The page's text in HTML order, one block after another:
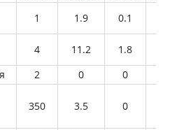
1 1.9 0.1
4 11.2 1.8
2 0 0
350 3.5 0